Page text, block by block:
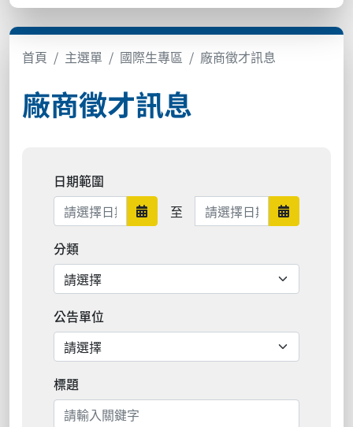
首頁 主選單 國際生專區 廠商徵才訊息
廠商徵才訊息
日期範圍
日期範圍開始
至 日期範圍結束 日期範圍
分類
公告單位
標題